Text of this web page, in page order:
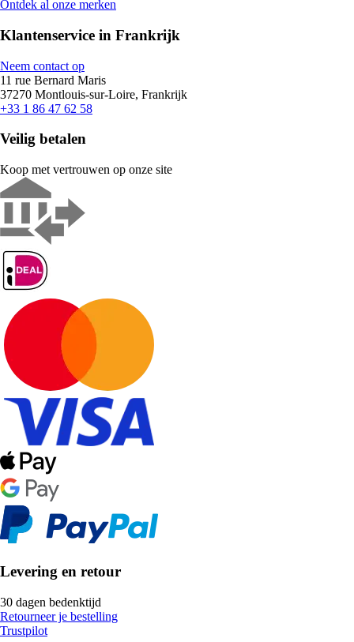
Ontdek al onze merken
Klantenservice in Frankrijk
Neem contact op
11 rue Bernard Maris
37270 Montlouis-sur-Loire, Frankrijk
+33 1 86 47 62 58
Veilig betalen
Koop met vertrouwen op onze site
Levering en retour
30 dagen bedenktijd
Retourneer je bestelling
Trustpilot